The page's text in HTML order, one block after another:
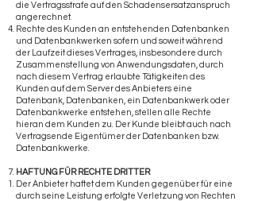
die Vertragsstrafe auf den Schadensersatzanspruch
angerechnet.
Rechte des Kunden an entstehenden Datenbanken
und Datenbankwerken sofern und soweit während
der Laufzeit dieses Vertrages, insbesondere durch
Zusammenstellung von Anwendungsdaten, durch
nach diesem Vertrag erlaubte Tätigkeiten des
Kunden auf dem Server des Anbieters eine
Datenbank, Datenbanken, ein Datenbankwerk oder
Datenbankwerke entstehen, stellen alle Rechte
hieran dem Kunden zu. Der Kunde bleibt auch nach
Vertragsende Eigentümer der Datenbanken bzw.
Datenbankwerke.
HAFTUNG FÜR RECHTE DRITTER
Der Anbieter haftet dem Kunden gegenüber für eine
durch seine Leistung erfolgte Verletzung von Rechten